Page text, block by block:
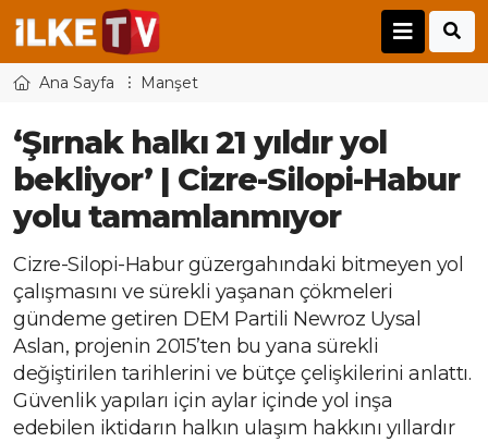
Ana Sayfa Manşet
‘Şırnak halkı 21 yıldır yol
bekliyor’ | Cizre-Silopi-Habur
yolu tamamlanmıyor
Cizre-Silopi-Habur güzergahındaki bitmeyen yol
çalışmasını ve sürekli yaşanan çökmeleri
gündeme getiren DEM Partili Newroz Uysal
Aslan, projenin 2015’ten bu yana sürekli
değiştirilen tarihlerini ve bütçe çelişkilerini anlattı.
Güvenlik yapıları için aylar içinde yol inşa
edebilen iktidarın halkın ulaşım hakkını yıllardır